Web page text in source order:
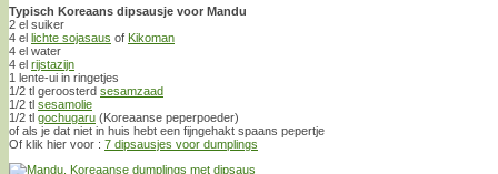
Typisch Koreaans dipsausje voor Mandu
2 el suiker
4 el lichte sojasaus of Kikoman
4 el water
4 el rijstazijn
1 lente-ui in ringetjes
1/2 tl geroosterd sesamzaad
1/2 tl sesamolie
1/2 tl gochugaru (Koreaanse peperpoeder)
of als je dat niet in huis hebt een fijngehakt spaans pepertje
Of klik hier voor : 7 dipsausjes voor dumplings